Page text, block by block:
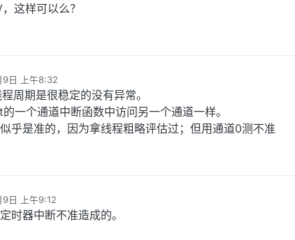
这样可以么？
9日 上午8:32
周期是很稳定的没有异常。
一个通道中断函数中访问另一个通道一样。
乎是准的，因为拿线程粗略评估过；但用通道0测不准
9日 上午9:12
时器中断不准造成的。